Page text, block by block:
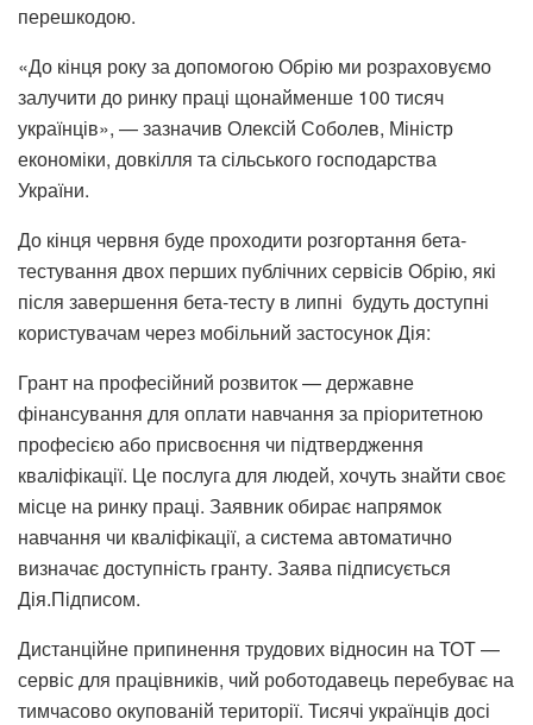
перешкодою.
«До кінця року за допомогою Обрію ми розраховуємо
залучити до ринку праці щонайменше 100 тисяч
українців», — зазначив Олексій Соболев, Міністр
економіки, довкілля та сільського господарства
України.
До кінця червня буде проходити розгортання бета-
тестування двох перших публічних сервісів Обрію, які
після завершення бета-тесту в липні будуть доступні
користувачам через мобільний застосунок Дія:
Грант на професійний розвиток — державне
фінансування для оплати навчання за пріоритетною
професією або присвоєння чи підтвердження
кваліфікації. Це послуга для людей, хочуть знайти своє
місце на ринку праці. Заявник обирає напрямок
навчання чи кваліфікації, а система автоматично
визначає доступність гранту. Заява підписується
Дія.Підписом.
Дистанційне припинення трудових відносин на ТОТ —
сервіс для працівників, чий роботодавець перебуває на
тимчасово окупованій території. Тисячі українців досі